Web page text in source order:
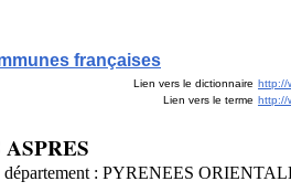
françaises
Lien vers le dictionnaire http://
Lien vers le terme http://
département : PYRENEES